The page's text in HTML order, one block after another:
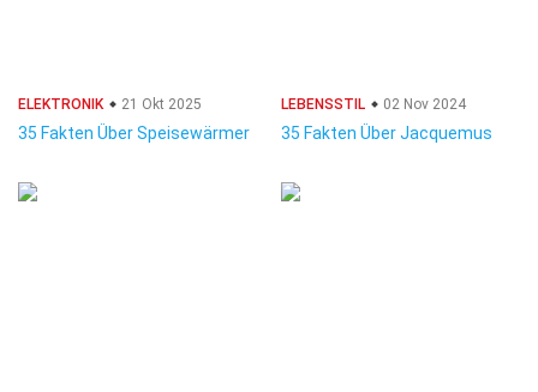
ELEKTRONIK 21 Okt 2025
35 Fakten Über Speisewärmer
LEBENSSTIL 02 Nov 2024
35 Fakten Über Jacquemus